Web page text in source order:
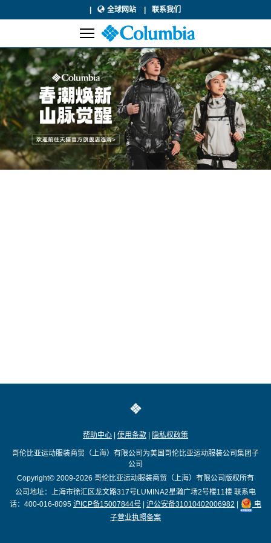
全球网站 联系我们
帮助中心 使用条款 隐私权政策
哥伦比亚运动服装商贸（上海）有限公司为美国哥伦比亚运动服装公司集团子
公司
Copyright© 2009-2026 哥伦比亚运动服装商贸（上海）有限公司版权所有
公司地址：上海市徐汇区龙文路317号LUMINA2星瀚广场2号楼11楼 联系电
话：400-016-8095 沪ICP备15007844号 沪公安备31010402006982
电
子营业执照备案